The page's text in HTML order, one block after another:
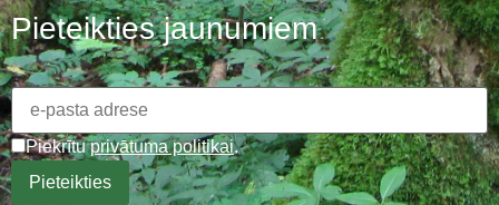
Pieteikties jaunumiem
Piekrītuprivātuma politikai.